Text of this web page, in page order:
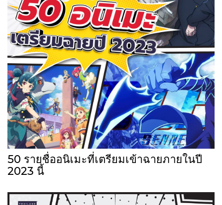
50 รายชื่ออนิเมะที่เตรียมเข้าฉายภายในปี
2023 นี้